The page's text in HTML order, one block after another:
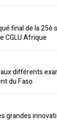
final de la 25è
CGLU Afrique
différents
du Faso
grandes